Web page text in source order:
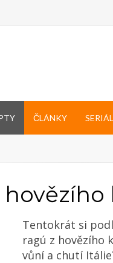
ČLÁNKY
Tentokrát si
ragú z hovězího
vůní a chutí